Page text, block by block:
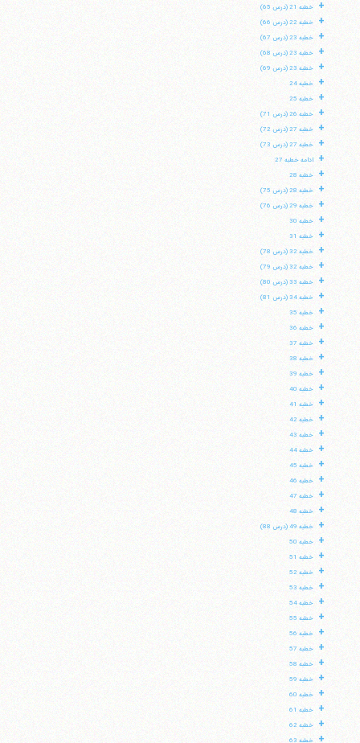
+ خطبه 21 (درس 65)
+ خطبه 22 (درس 66)
+ خطبه 23 (درس 67)
+ خطبه 23 (درس 68)
+ خطبه 23 (درس 69)
+ خطبه 24
+ خطبه 25
+ خطبه 26 (درس 71)
+ خطبه 27 (درس 72)
+ خطبه 27 (درس 73)
+ ادامه خطبه 27
+ خطبه 28
+ خطبه 28 (درس 75)
+ خطبه 29 (درس 76)
+ خطبه 30
+ خطبه 31
+ خطبه 32 (درس 78)
+ خطبه 32 (درس 79)
+ خطبه 33 (درس 80)
+ خطبه 34 (درس 81)
+ خطبه 35
+ خطبه 36
+ خطبه 37
+ خطبه 38
+ خطبه 39
+ خطبه 40
+ خطبه 41
+ خطبه 42
+ خطبه 43
+ خطبه 44
+ خطبه 45
+ خطبه 46
+ خطبه 47
+ خطبه 48
+ خطبه 49 (درس 88)
+ خطبه 50
+ خطبه 51
+ خطبه 52
+ خطبه 53
+ خطبه 54
+ خطبه 55
+ خطبه 56
+ خطبه 57
+ خطبه 58
+ خطبه 59
+ خطبه 60
+ خطبه 61
+ خطبه 62
+ خطبه 63